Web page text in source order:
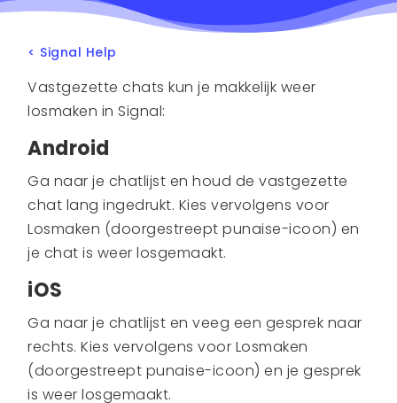
< Signal Help
Vastgezette chats kun je makkelijk weer
losmaken in Signal:
Android
Ga naar je chatlijst en houd de vastgezette
chat lang ingedrukt. Kies vervolgens voor
Losmaken (doorgestreept punaise-icoon) en
je chat is weer losgemaakt.
iOS
Ga naar je chatlijst en veeg een gesprek naar
rechts. Kies vervolgens voor Losmaken
(doorgestreept punaise-icoon) en je gesprek
is weer losgemaakt.